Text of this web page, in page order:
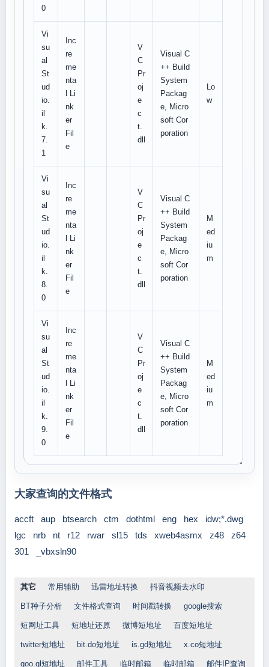
0
Vi
su
al
St
ud
io.
il
k.
7.
1
Inc
re
me
nta
l Li
nk
er
Fil
e
V
C
Pr
oj
e
c
t.
dll
Visual C
++ Build
System
Packag
e, Micro
soft Cor
poration
Lo
w
Vi
su
al
St
ud
io.
il
k.
8.
0
Inc
re
me
nta
l Li
nk
er
Fil
e
V
C
Pr
oj
e
c
t.
dll
Visual C
++ Build
System
Packag
e, Micro
soft Cor
poration
M
ed
iu
m
Vi
su
al
St
ud
io.
il
k.
9.
0
Inc
re
me
nta
l Li
nk
er
Fil
e
V
C
Pr
oj
e
c
t.
dll
Visual C
++ Build
System
Packag
e, Micro
soft Cor
poration
M
ed
iu
m
大家查询的文件格式
accft aup btsearch ctm dothtml eng hex
idw;*.dwg
lgc
nrb nt r12 rwar sl15 tds xweb4asmx z48
z64
301
_vbxsln90
其它 常用辅助 迅雷地址转换 抖音视频去水印
BT种子分析 文件格式查询 时间戳转换 google搜索
短网址工具 短地址还原 微博短地址 百度短地址
twitter短地址 bit.do短地址 is.gd短地址 x.co短地址
goo.gl短地址 邮件工具 临时邮箱 临时邮箱 邮件IP查询